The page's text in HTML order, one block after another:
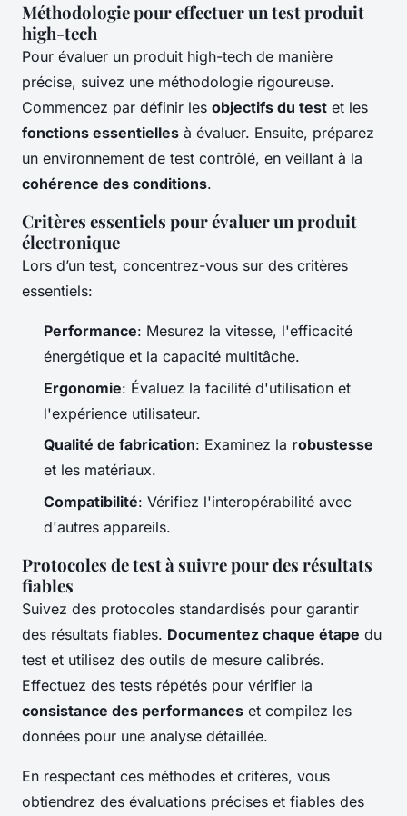
Méthodologie pour effectuer un test produit
high-tech
Pour évaluer un produit high-tech de manière
précise, suivez une méthodologie rigoureuse.
Commencez par définir les objectifs du test et les
fonctions essentielles à évaluer. Ensuite, préparez
un environnement de test contrôlé, en veillant à la
cohérence des conditions.
Critères essentiels pour évaluer un produit
électronique
Lors d’un test, concentrez-vous sur des critères
essentiels:
Performance: Mesurez la vitesse, l'efficacité
énergétique et la capacité multitâche.
Ergonomie: Évaluez la facilité d'utilisation et
l'expérience utilisateur.
Qualité de fabrication: Examinez la robustesse
et les matériaux.
Compatibilité: Vérifiez l'interopérabilité avec
d'autres appareils.
Protocoles de test à suivre pour des résultats
fiables
Suivez des protocoles standardisés pour garantir
des résultats fiables. Documentez chaque étape du
test et utilisez des outils de mesure calibrés.
Effectuez des tests répétés pour vérifier la
consistance des performances et compilez les
données pour une analyse détaillée.
En respectant ces méthodes et critères, vous
obtiendrez des évaluations précises et fiables des